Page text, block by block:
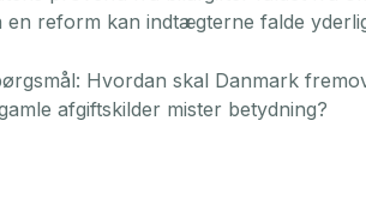
en reform kan indtægterne falde
Hvordan skal Danmark
afgiftskilder mister betydning?